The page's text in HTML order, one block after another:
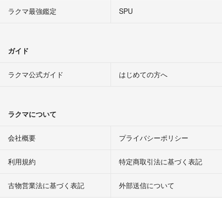
ラクマ最強鑑定
SPU
ガイド
ラクマ公式ガイド はじめての方へ
ラクマについて
会社概要 プライバシーポリシー
利用規約 特定商取引法に基づく表記
古物営業法に基づく表記 外部送信について